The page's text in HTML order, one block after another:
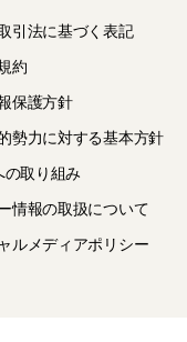
、再提供
の契約を
社と同等
第三者へ
第
引法に基づく表記
約
保護方針
勢力に対する基本方針
の取り組み
情報の取扱について
ルメディアポリシー